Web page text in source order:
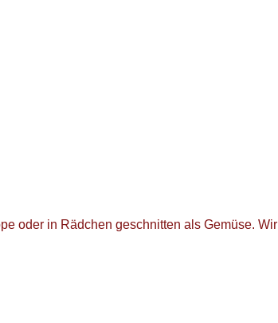
oder in Rädchen geschnitten als Gemüse. Wir